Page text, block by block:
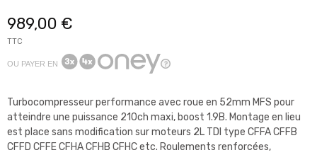
989,00 €
TTC
OU PAYER EN
Turbocompresseur performance avec roue en 52mm MFS pour
atteindre une puissance 210ch maxi, boost 1.9B. Montage en lieu
est place sans modification sur moteurs 2L TDI type CFFA CFFB
CFFD CFFE CFHA CFHB CFHC etc. Roulements renforcées,